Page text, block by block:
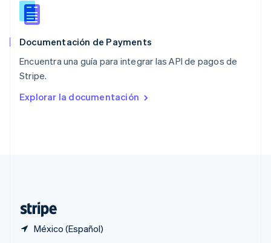
Documentación de Payments
Encuentra una guía para integrar las API de pagos de
Stripe.
Explorar la documentación
México (Español)
Português
RAE de Hong Kong, China
Reino Unido
República Checa
English
English